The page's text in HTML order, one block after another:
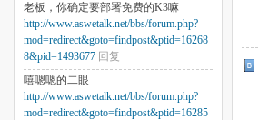
老板，你确定要部署免费的K3嘛
http://www.aswetalk.net/bbs/forum.php?
mod=redirect&goto=findpost&ptid=16268
8&pid=1493677 回复
嘻嗯嗯的二眼
http://www.aswetalk.net/bbs/forum.php?
mod=redirect&goto=findpost&ptid=16285